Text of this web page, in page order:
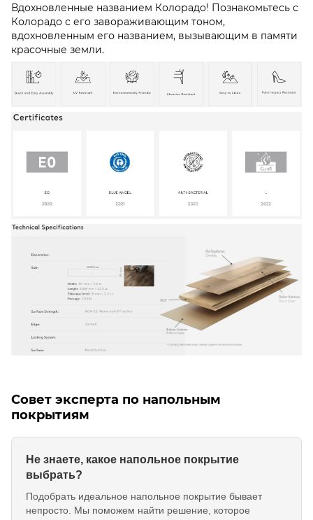
Вдохновленные названием Колорадо! Познакомьтесь с
Колорадо с его завораживающим тоном,
вдохновленным его названием, вызывающим в памяти
красочные земли.
Совет эксперта по напольным
покрытиям
Не знаете, какое напольное покрытие
выбрать?
Подобрать идеальное напольное покрытие бывает
непросто. Мы поможем найти решение, которое